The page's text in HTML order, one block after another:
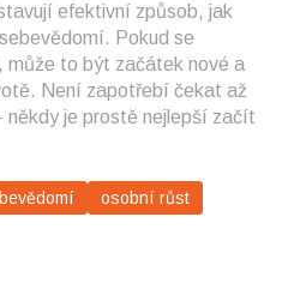
efektivní způsob, jak
Pokud se
může to být začátek nové a
Není zapotřebí čekat až
je prostě nejlepší začít
osobní růst